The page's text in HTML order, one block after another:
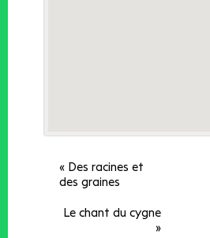
«Des racines et
des graines
Le chant du cygne
»